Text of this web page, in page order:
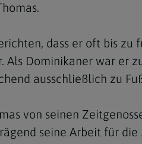
dass er oft bis
Als Dominikaner war er
ausschließlich zu
von seinen
seine Arbeit für